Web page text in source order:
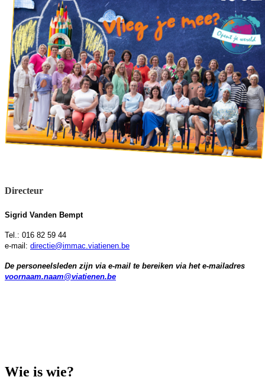
Directeur
Sigrid Vanden Bempt
Tel.: 016 82 59 44
e-mail: directie@immac.viatienen.be
De personeelsleden zijn via e-mail te bereiken via het e-mailadres
voornaam.naam@viatienen.be
Wie is wie?